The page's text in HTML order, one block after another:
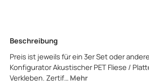
Beschreibung
Preis ist jeweils für ein 3er Set oder
Konfigurator Akustischer PET Fliese /
Verkleben. Zertif… Mehr